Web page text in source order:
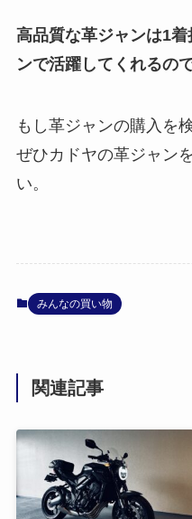
高品質な革ジャンは1
ンで活躍してくれるの
もし革ジャンの購入を
ぜひカドヤの革ジャン
い。
みんなの買い物
関連記事